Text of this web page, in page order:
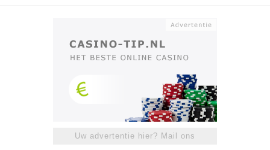
Uw advertentie hier? Mail ons